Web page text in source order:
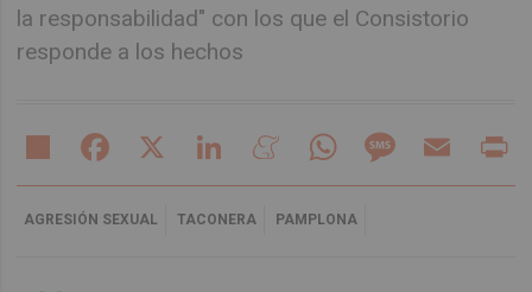
la responsabilidad" con los que el Consistorio
responde a los hechos
Share Facebook LinkedIn MeneameWhatsAppMessageEmail
AGRESIÓN SEXUAL TACONERA PAMPLONA